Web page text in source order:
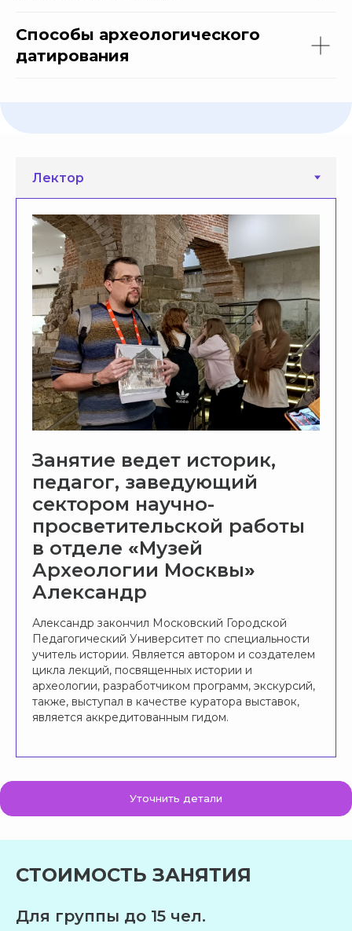
Способы археологического
датирования
Занятие ведет историк,
педагог, заведующий
сектором научно-
просветительской работы
в отделе «Музей
Археологии Москвы»
Александр
Александр закончил Московский Городской
Педагогический Университет по специальности
учитель истории. Является автором и создателем
цикла лекций, посвященных истории и
археологии, разработчиком программ, экскурсий,
также, выступал в качестве куратора выставок,
является аккредитованным гидом.
Уточнить детали
СТОИМОСТЬ ЗАНЯТИЯ
Для группы до 15 чел.
Расскажите, куда хотели бы поехать,
а мы позаботимся обо всем остальном!
Заполните небольшую форму.
ПОМОЖЕМ
С ВЫБОРОМ
ПРОГРАММЫ
Родитель или учитель
Ваше имя
E-mail
Номер телефона
+7